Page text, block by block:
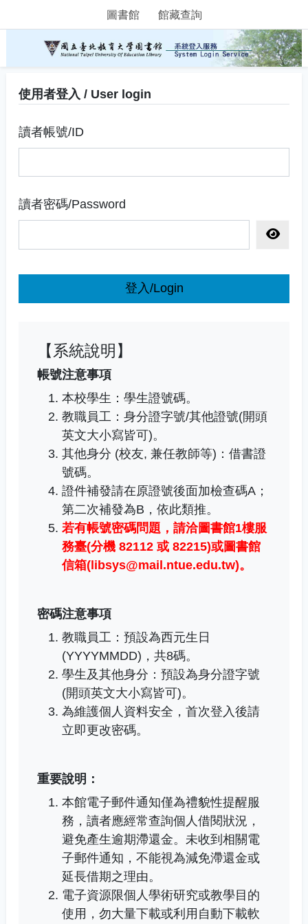
圖書館 館藏查詢
使用者登入 / User login
讀者帳號/ID
讀者密碼/Password
顯示密
登入/Login
【系統說明】
帳號注意事項
本校學生：學生證號碼。
教職員工 ： 身分證字號/其他證號(開頭
英文大小寫皆可)。
其他身分 (校友, 兼任教師等)：借書證
號碼。
證件補發請在原證號後面加檢查碼A；
第二次補發為B，依此類推。
若有帳號密碼問題， 請洽圖書館1樓服
務臺(分機 82112 或 82215)或圖書館
信箱(libsys@mail.ntue.edu.tw)。
密碼注意事項
教職員工：預設為西元生日
(YYYYMMDD)，共8碼。
學生及其他身分：預設為身分證字號
(開頭英文大小寫皆可)。
為維護個人資料安全，首次登入後請
立即更改密碼。
重要說明：
本館電子郵件通知僅為禮貌性提醒服
務，讀者應經常查詢個人借閱狀況，
避免產生逾期滯還金。未收到相關電
子郵件通知，不能視為減免滯還金或
延長借期之理由。
電子資源限個人學術研究或教學目的
使用，勿大量下載或利用自動下載軟